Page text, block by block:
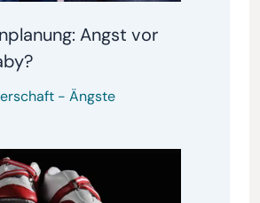
Angst vor
- Ängste